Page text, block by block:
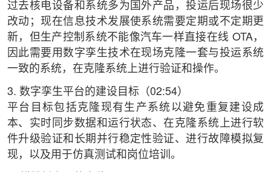
过去核电设备和系统多为国外产品，投运后现场很少
改动；现在信息技术发展使系统需要定期或不定期更
新，但生产控制系统不能像汽车一样直接在线 OTA，
因此需要用数字孪生技术在现场克隆一套与投运系统
一致的系统，在克隆系统上进行验证和操作。
3. 数字孪生平台的建设目标（02:54）
平台目标包括克隆现有生产系统以避免重复建设成
本、实时同步数据和运行状态、在克隆系统上进行软
件升级验证和长期并行稳定性验证、进行故障模拟复
现，以及用于仿真测试和岗位培训。